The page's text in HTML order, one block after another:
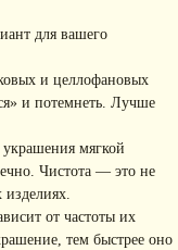
для вашего
и целлофановых
и потемнеть. Лучше
мягкой
Чистота — это не
изделиях.
от частоты их
тем быстрее оно